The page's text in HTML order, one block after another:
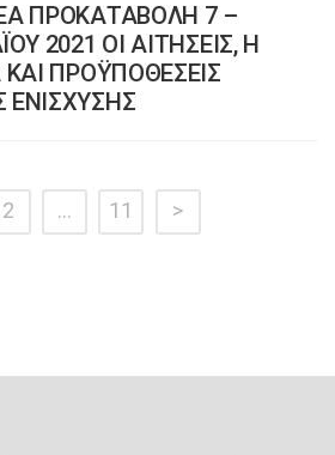
ΠΡΟΚΑΤΑΒΟΛΗ 7 –
2021 ΟΙ ΑΙΤΗΣΕΙΣ, Η
ΚΑΙ ΠΡΟΫΠΟΘΕΣΕΙΣ
2 … 11 >